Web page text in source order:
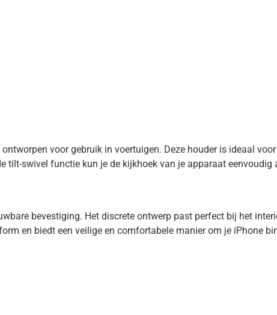
voor gebruik in voertuigen. Deze houder is ideaal
tilt-swivel functie kun je de kijkhoek van je apparaat
bevestiging. Het discrete ontwerp past perfect bij het
en biedt een veilige en comfortabele manier om je iPhone